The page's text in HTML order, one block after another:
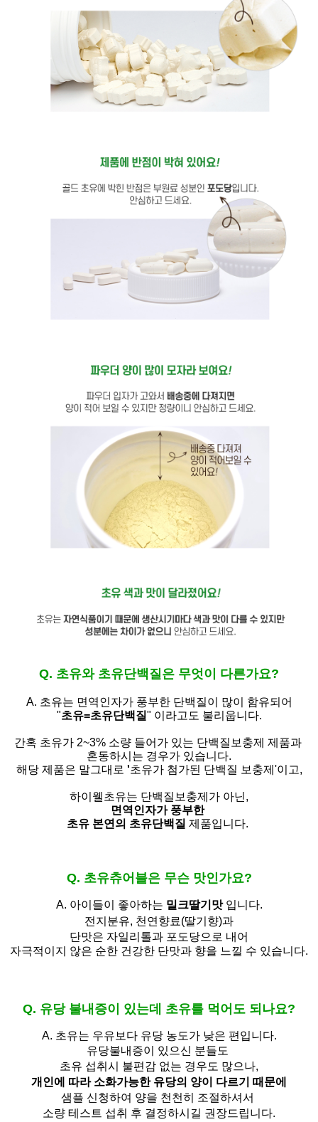
Q. 초유와 초유단백질은 무엇이 다른가요?
A. 초유는 면역인자가 풍부한 단백질이 많이 함유되어
"초유=초유단백질" 이라고도 불리웁니다.
간혹 초유가 2~3% 소량 들어가 있는 단백질보충제 제품과
혼동하시는 경우가 있습니다.
해당 제품은 말그대로 '초유가 첨가된 단백질 보충제'이고,
하이웰초유는 단백질보충제가 아닌,
면역인자가 풍부한
초유 본연의 초유단백질 제품입니다.
Q. 초유츄어블은 무슨 맛인가요?
A. 아이들이 좋아하는 밀크딸기맛입니다.
전지분유, 천연향료(딸기향)과
단맛은 자일리톨과 포도당으로 내어
자극적이지 않은 순한 건강한 단맛과 향을 느낄 수 있습니다.
Q. 유당 불내증이 있는데 초유를 먹어도 되나요?
A. 초유는 우유보다 유당 농도가 낮은 편입니다.
유당불내증이 있으신 분들도
초유 섭취시 불편감 없는 경우도 많으나,
개인에 따라 소화가능한 유당의 양이 다르기 때문에
샘플 신청하여 양을 천천히 조절하셔서
소량 테스트 섭취 후 결정하시길 권장드립니다.